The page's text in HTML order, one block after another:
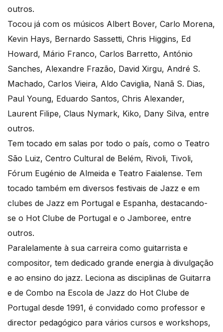
outros.
Tocou já com os músicos Albert Bover, Carlo Morena,
Kevin Hays, Bernardo Sassetti, Chris Higgins, Ed
Howard, Mário Franco, Carlos Barretto, António
Sanches, Alexandre Frazão, David Xirgu, André S.
Machado, Carlos Vieira, Aldo Caviglia, Nanã S. Dias,
Paul Young, Eduardo Santos, Chris Alexander,
Laurent Filipe, Claus Nymark, Kiko, Dany Silva, entre
outros.
Tem tocado em salas por todo o país, como o Teatro
São Luiz, Centro Cultural de Belém, Rivoli, Tivoli,
Fórum Eugénio de Almeida e Teatro Faialense. Tem
tocado também em diversos festivais de Jazz e em
clubes de Jazz em Portugal e Espanha, destacando-
se o Hot Clube de Portugal e o Jamboree, entre
outros.
Paralelamente à sua carreira como guitarrista e
compositor, tem dedicado grande energia à divulgação
e ao ensino do jazz. Leciona as disciplinas de Guitarra
e de Combo na Escola de Jazz do Hot Clube de
Portugal desde 1991, é convidado como professor e
director pedagógico para vários cursos e workshops,